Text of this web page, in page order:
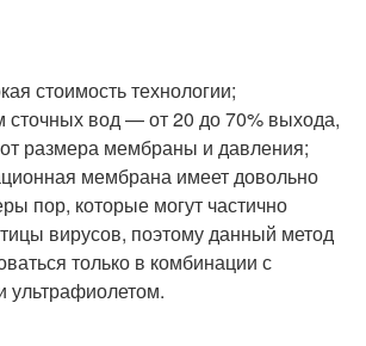
стоимость технологии;
сточных вод — от 20 до 70% выхода,
размера мембраны и давления;
мембрана имеет довольно
пор, которые могут частично
вирусов, поэтому данный метод
только в комбинации с
ультрафиолетом.